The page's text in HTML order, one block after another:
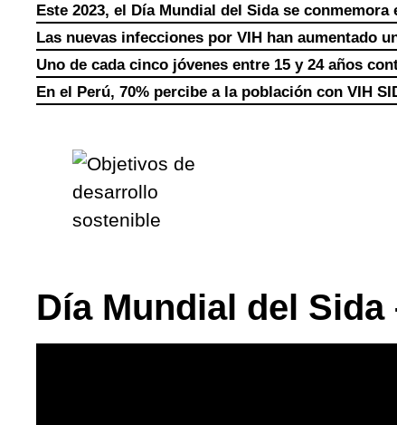
Este 2023, el Día Mundial del Sida se
Las nuevas infecciones por VIH han aumentado
Uno de cada cinco jóvenes entre 15 y 24 años
En el Perú, 70% percibe a la población con VIH
Día Mundial del Sida